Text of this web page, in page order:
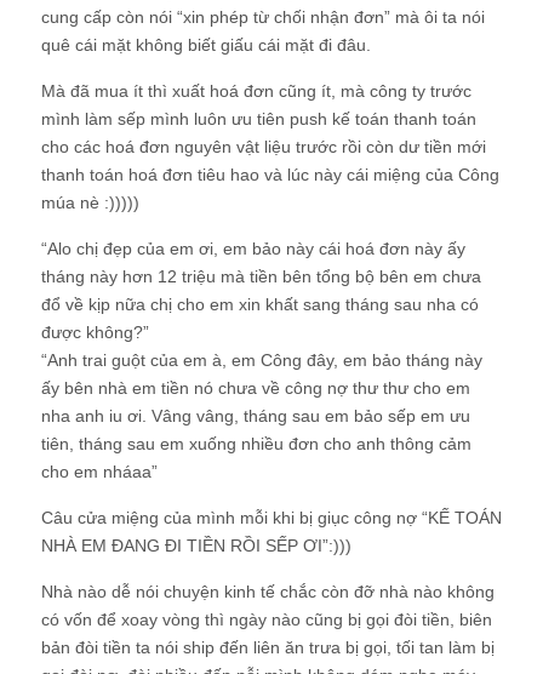
cung cấp còn nói “xin phép từ chối nhận đơn” mà ôi ta nói
quê cái mặt không biết giấu cái mặt đi đâu.
Mà đã mua ít thì xuất hoá đơn cũng ít, mà công ty trước
mình làm sếp mình luôn ưu tiên push kế toán thanh toán
cho các hoá đơn nguyên vật liệu trước rồi còn dư tiền mới
thanh toán hoá đơn tiêu hao và lúc này cái miệng của Công
múa nè :)))))
“Alo chị đẹp của em ơi, em bảo này cái hoá đơn này ấy
tháng này hơn 12 triệu mà tiền bên tổng bộ bên em chưa
đổ về kịp nữa chị cho em xin khất sang tháng sau nha có
được không?”
“Anh trai guột của em à, em Công đây, em bảo tháng này
ấy bên nhà em tiền nó chưa về công nợ thư thư cho em
nha anh iu ơi. Vâng vâng, tháng sau em bảo sếp em ưu
tiên, tháng sau em xuống nhiều đơn cho anh thông cảm
cho em nháaa”
Câu cửa miệng của mình mỗi khi bị giục công nợ “KẾ TOÁN
NHÀ EM ĐANG ĐI TIỀN RỒI SẾP ƠI”:)))
Nhà nào dễ nói chuyện kinh tế chắc còn đỡ nhà nào không
có vốn để xoay vòng thì ngày nào cũng bị gọi đòi tiền, biên
bản đòi tiền ta nói ship đến liên ăn trưa bị gọi, tối tan làm bị